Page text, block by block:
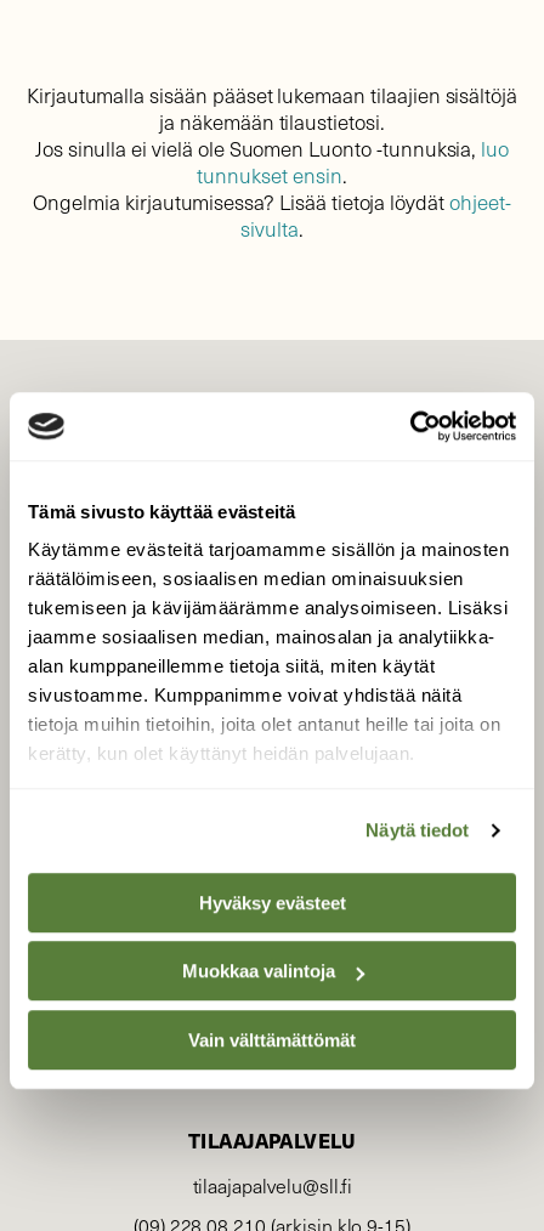
Tämä sivusto käyttää evästeitä
Käytämme evästeitä tarjoamamme sisällön ja mainosten
räätälöimiseen, sosiaalisen median ominaisuuksien
tukemiseen ja kävijämäärämme analysoimiseen. Lisäksi
jaamme sosiaalisen median, mainosalan ja analytiikka-
alan kumppaneillemme tietoja siitä, miten käytät
sivustoamme. Kumppanimme voivat yhdistää näitä
tietoja muihin tietoihin, joita olet antanut heille tai joita on
kerätty, kun olet käyttänyt heidän palvelujaan.
Näytä tiedot
Hyväksy evästeet
Muokkaa valintoja
Vain välttämättömät
Kirjautumalla sisään pääset lukemaan tilaajien sisältöjä
ja näkemään tilaustietosi.
Jos sinulla ei vielä ole Suomen Luonto -tunnuksia, luo
tunnukset ensin.
Ongelmia kirjautumisessa? Lisää tietoja löydätohjeet-
sivulta.
Tilaa digilukuoikeus
Äänestä parasta juttua
Tilaa uutiskirje
SUOMEN LUONNON­
SUOJELU­LIITTO
Suomen Luonto -lehden
luonnonsuojelu­liitto.
TILAAJAPALVELU
tilaajapalvelu@sll.fi
(09) 228 08 210 (arkisin klo 9-15)